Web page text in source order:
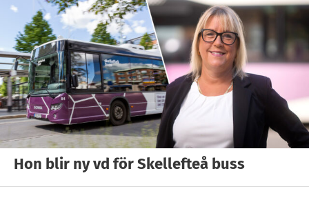
Hon blir ny vd för Skellefteå buss